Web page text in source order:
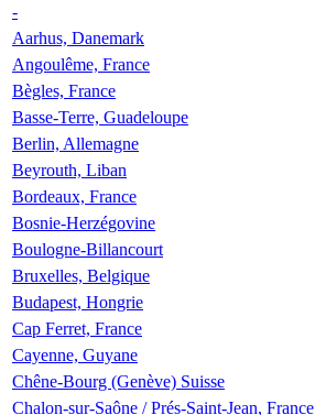
-
Aarhus, Danemark
Angoulême, France
Bègles, France
Basse-Terre, Guadeloupe
Berlin, Allemagne
Beyrouth, Liban
Bordeaux, France
Bosnie-Herzégovine
Boulogne-Billancourt
Bruxelles, Belgique
Budapest, Hongrie
Cap Ferret, France
Cayenne, Guyane
Chêne-Bourg (Genève) Suisse
Chalon-sur-Saône / Prés-Saint-Jean, France